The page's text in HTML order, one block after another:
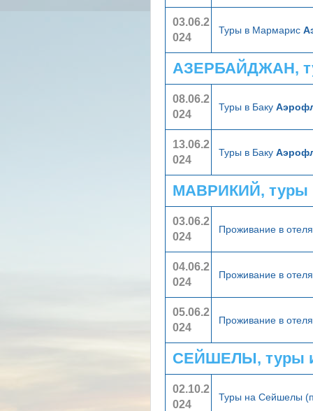
03.06.2
024
Туры в Мармарис
АЗЕРБАЙДЖАН,
08.06.2
024
Туры в Баку
13.06.2
024
Туры в Баку
МАВРИКИЙ, туры
03.06.2
024
Проживание в
04.06.2
024
Проживание в
05.06.2
024
Проживание в
СЕЙШЕЛЫ, туры
02.10.2
024
Туры на Сейшелы